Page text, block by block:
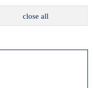
close all